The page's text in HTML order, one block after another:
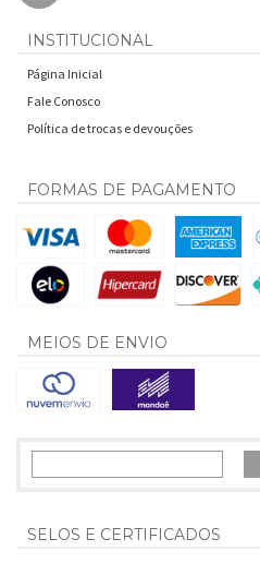
INSTITUCIONAL
Página Inicial
Fale Conosco
Política de trocas e devouções
FORMAS DE PAGAMENTO
MEIOS DE ENVIO
SELOS E CERTIFICADOS